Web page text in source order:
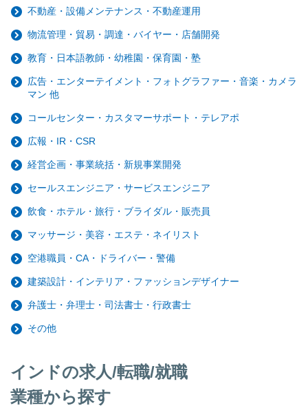
不動産・設備メンテナンス・不動産運用
物流管理・貿易・調達・バイヤー・店舗開発
教育・日本語教師・幼稚園・保育園・塾
広告・エンターテイメント・フォトグラファー・音楽・カメラ
マン 他
コールセンター・カスタマーサポート・テレアポ
広報・IR・CSR
経営企画・事業統括・新規事業開発
セールスエンジニア・サービスエンジニア
飲食・ホテル・旅行・ブライダル・販売員
マッサージ・美容・エステ・ネイリスト
空港職員・CA・ドライバー・警備
建築設計・インテリア・ファッションデザイナー
弁護士・弁理士・司法書士・行政書士
その他
インドの求人/転職/就職
業種から探す